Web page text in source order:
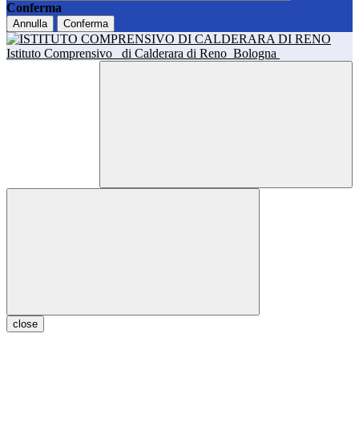
Conferma
Annulla Conferma
Istituto Comprensivo di Calderara di Reno Bologna
close